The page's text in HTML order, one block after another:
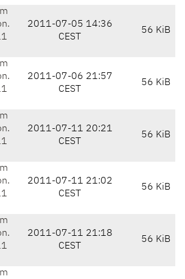
2011-07-05 14:36
CEST
56 KiB
2011-07-06 21:57
CEST
56 KiB
2011-07-11 20:21
CEST
56 KiB
2011-07-11 21:02
CEST
56 KiB
2011-07-11 21:18
CEST
56 KiB